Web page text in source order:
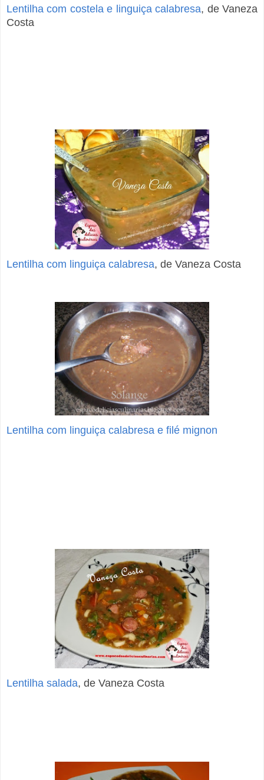
Lentilha com costela e linguiça calabresa, de Vaneza
Costa
Lentilha com linguiça calabresa, de Vaneza Costa
Lentilha com linguiça calabresa e filé mignon
Lentilha salada, de Vaneza Costa